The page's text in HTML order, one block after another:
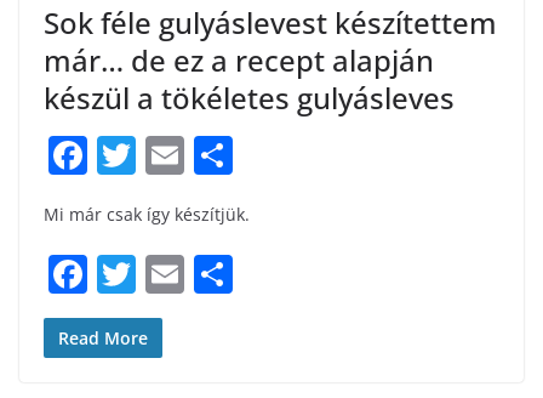
Sok féle gulyáslevest készítettem
már… de ez a recept alapján
készül a tökéletes gulyásleves
F
a
c
e
b
o
T
w
itt
er
E
m
ai
h
ar
Mi már csak így készítjük.
F
a
c
T
w
itt
E
Read More